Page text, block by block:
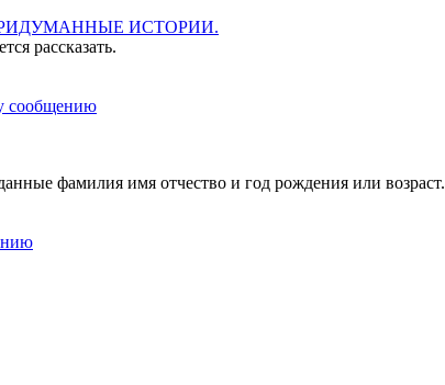
ИСТОРИИ.
рассказать.
фамилия имя отчество и год рождения или возраст.